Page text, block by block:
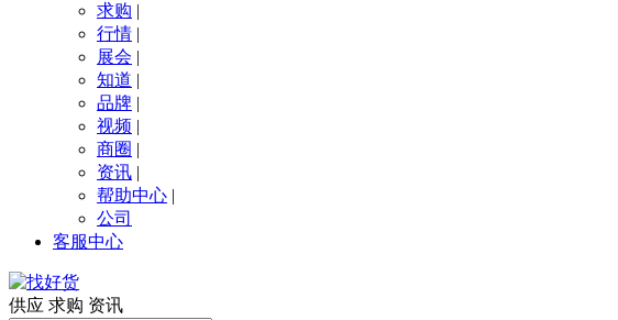
求购 |
行情 |
展会 |
知道 |
品牌 |
视频 |
商圈 |
资讯 |
帮助中心 |
公司
客服中心
供应 求购 资讯